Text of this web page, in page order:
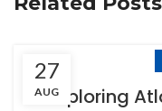
27
AUGExploring